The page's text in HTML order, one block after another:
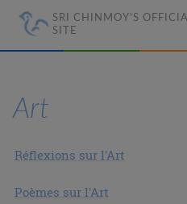
SRI CHINMOY'S
SITE
Art
Réflexions sur l'Art
Poèmes sur l'Art